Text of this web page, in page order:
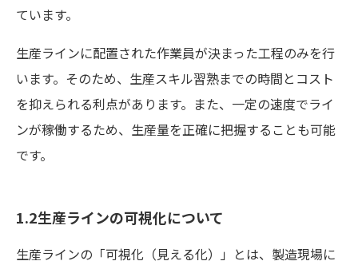
ています。
生産ラインに配置された作業員が決まった工程のみを行
います。そのため、生産スキル習熟までの時間とコスト
を抑えられる利点があります。また、一定の速度でライ
ンが稼働するため、生産量を正確に把握することも可能
です。
1.2生産ラインの可視化について
生産ラインの「可視化（見える化）」とは、製造現場に